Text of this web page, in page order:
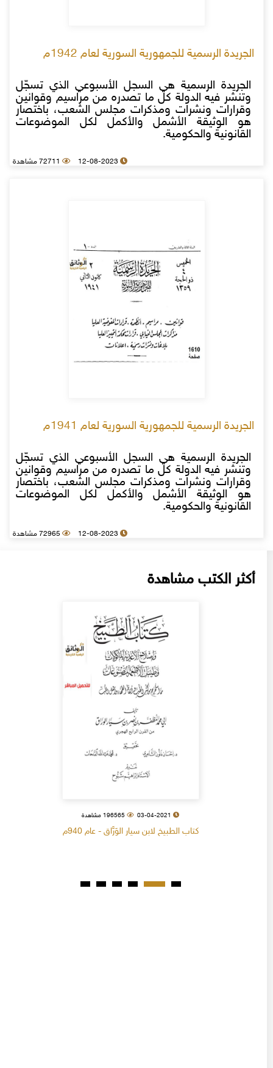
الجريدة الرسمية للجمهورية السورية لعام 1942م
الجريدة الرسمية هي السجل الأسبوعي الذي تسجّل
وتنشر فيه الدولة كل ما تصدره من مراسيم وقوانين
وقرارات ونشرات ومذكرات مجلس الشعب، باختصار
هو الوثيقة الأشمل والأكمل لكل الموضوعات
القانونية والحكومية.
12-08-2023 72711 مشاهدة
الجريدة الرسمية للجمهورية السورية لعام 1941م
الجريدة الرسمية هي السجل الأسبوعي الذي تسجّل
وتنشر فيه الدولة كل ما تصدره من مراسيم وقوانين
وقرارات ونشرات ومذكرات مجلس الشعب، باختصار
هو الوثيقة الأشمل والأكمل لكل الموضوعات
القانونية والحكومية.
12-08-2023 72965 مشاهدة
أكثر الكتب مشاهدة
03-04-2021 196565 مشاهدة
كتاب الطبيخ لابن سيار الوَرَّاق - عام 940م